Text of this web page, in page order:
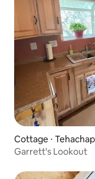
Cottage ⋅
Garrett's Lookout